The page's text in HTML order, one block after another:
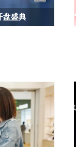
盘盛典